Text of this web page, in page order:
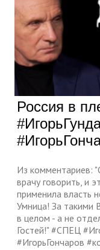
Россия в
Из комментариев:
врачу говорить, и
применила власть
Умница! За такими
в целом - а не
Гостей!" #СПЕЦ
#ИгорьГончаров